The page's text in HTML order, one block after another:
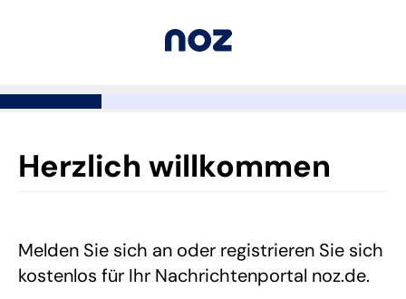
Herzlich willkommen
Melden Sie sich an oder registrieren Sie sich
kostenlos für Ihr Nachrichtenportal noz.de.